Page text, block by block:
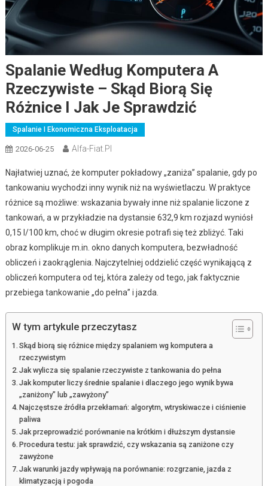
Spalanie Według Komputera A
Rzeczywiste – Skąd Biorą Się
Różnice I Jak Je Sprawdzić
Spalanie I Ekonomiczna Eksploatacja
2026-06-25 Alfa-Fiat.pl
Najłatwiej uznać, że komputer pokładowy „zaniża” spalanie, gdy po
tankowaniu wychodzi inny wynik niż na wyświetlaczu. W praktyce
różnice są możliwe: wskazania bywały inne niż spalanie liczone z
tankowań, a w przykładzie na dystansie 632,9 km rozjazd wyniósł
0,15 l/100 km, choć w długim okresie potrafi się też zbliżyć. Taki
obraz komplikuje m.in. okno danych komputera, bezwładność
obliczeń i zaokrąglenia. Najczytelniej oddzielić część wynikającą z
obliczeń komputera od tej, która zależy od tego, jak faktycznie
przebiega tankowanie „do pełna” i jazda.
W tym artykule przeczytasz
Skąd biorą się różnice między spalaniem wg komputera a
rzeczywistym
Jak wylicza się spalanie rzeczywiste z tankowania do pełna
Jak komputer liczy średnie spalanie i dlaczego jego wynik bywa
„zaniżony” lub „zawyżony”
Najczęstsze źródła przekłamań: algorytm, wtryskiwacze i ciśnienie
paliwa
Jak przeprowadzić porównanie na krótkim i dłuższym dystansie
Procedura testu: jak sprawdzić, czy wskazania są zaniżone czy
zawyżone
Jak warunki jazdy wpływają na porównanie: rozgrzanie, jazda z
klimatyzacją i pogoda